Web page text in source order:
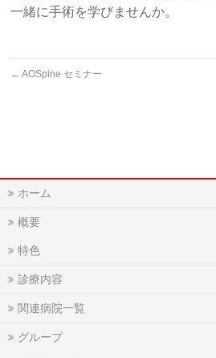
一緒に手術を学びませんか。
← AOSpine セミナー
ホーム
概要
特色
診療内容
関連病院一覧
グループ